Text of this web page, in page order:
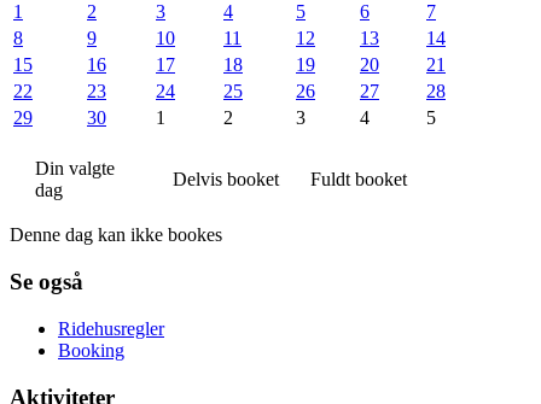
1
2 3 4 5 6
7
8
9 10 11 12 13
14
15
16 17 18 19 20
21
22
23 24 25 26 27
28
29
30 1 2 3 4 5
Din valgte
dag
Delvis booket Fuldt booket
Denne dag kan ikke bookes
Se også
Ridehusregler
Booking
Aktiviteter